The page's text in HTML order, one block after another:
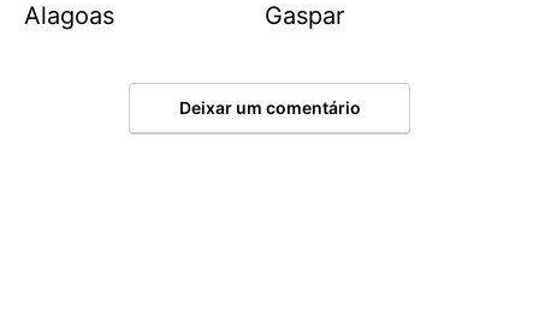
Alagoas
Gaspar
Deixar um comentário